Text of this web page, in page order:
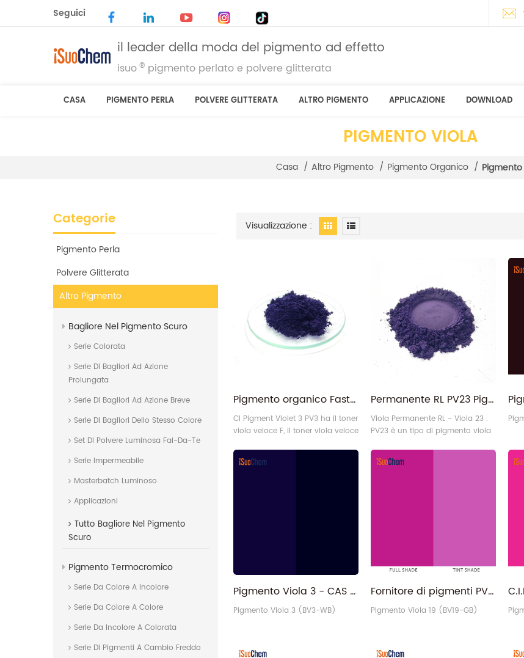
Seguici
il leader della moda del pigmento ad effetto
isuo ® pigmento perlato e polvere glitterata
CASA PIGMENTO PERLA POLVERE GLITTERATA ALTRO PIGMENTO APPLICAZIONE DOWNLOAD
PIGMENTO VIOLA
Casa / Altro Pigmento / Pigmento Organico /
Categorie
Pigmento Perla
Polvere Glitterata
Altro Pigmento
Bagliore Nel Pigmento Scuro
Serie Colorata
Serie Di Bagliori Ad Azione
Prolungata
Serie Di Bagliori Ad Azione Breve
Serie Di Bagliori Dello Stesso Colore
Set Di Polvere Luminosa Fai-Da-Te
Serie Impermeabile
Masterbatch Luminoso
Applicazioni
Tutto Bagliore Nel Pigmento
Scuro
Pigmento Termocromico
Serie Da Colore A Incolore
Serie Da Colore A Colore
Serie Da Incolore A Colorata
Serie Di Pigmenti A Cambio Freddo
Visualizzazione :
Pigmento organico Fast Toner Lake Violet 3 per inchiostri
CI Pigment Violet 3 PV3 ha il toner
viola veloce F, il toner viola veloce
lacca viola veloce.
Permanente RL PV23 Pigmento Organico Viola 23 per inchiostri a base acqua
Viola Permanente RL - Viola 23 .
PV23 è un tipo di pigmento viola
prestazioni con elevata forza del
colore ed eccellente solidità alla
Pigmento Viola 3 - CAS 1325-82-2 Fabbrica di pigmenti organici PV3 a base d'acqua
Pigmento Viola 3 (BV3-WB)
Fornitore di pigmenti PV19 viola bluastro CAS 1047-16-1 chinacridone all'ingrosso
Pigmento Viola 19 (BV19-GB)